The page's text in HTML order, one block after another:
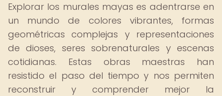
Explorar los murales mayas es adentrarse en
un mundo de colores vibrantes, formas
geométricas complejas y representaciones
de dioses, seres sobrenaturales y escenas
cotidianas. Estas obras maestras han
resistido el paso del tiempo y nos permiten
reconstruir y comprender mejor la